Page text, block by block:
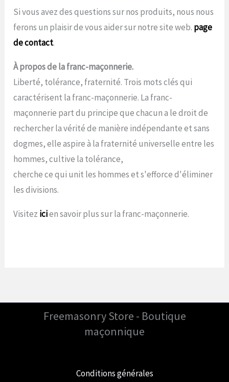
Si vous avez des questions sur nos produits, nous nous
ferons un plaisir de vous aider sur notre site web. page
de contact.
À propos de la franc-maçonnerie.
Liberté, tolérance, fraternité. Trois mots clés qui
caractérisent la franc-maçonnerie. La franc-
maçonnerie part du principe que chacun a le droit de
rechercher la vérité de manière indépendante et sans
dogmes, elle aspire à la fraternité universelle entre les
hommes, cultive la tolérance,
cherche ce qui unit les hommes et s'efforce d'éliminer
les divisions.
Visitez icien savoir plus sur la franc-maçonnerie.
Freemasonry Store - Boutique
maçonnique
Conditions générales